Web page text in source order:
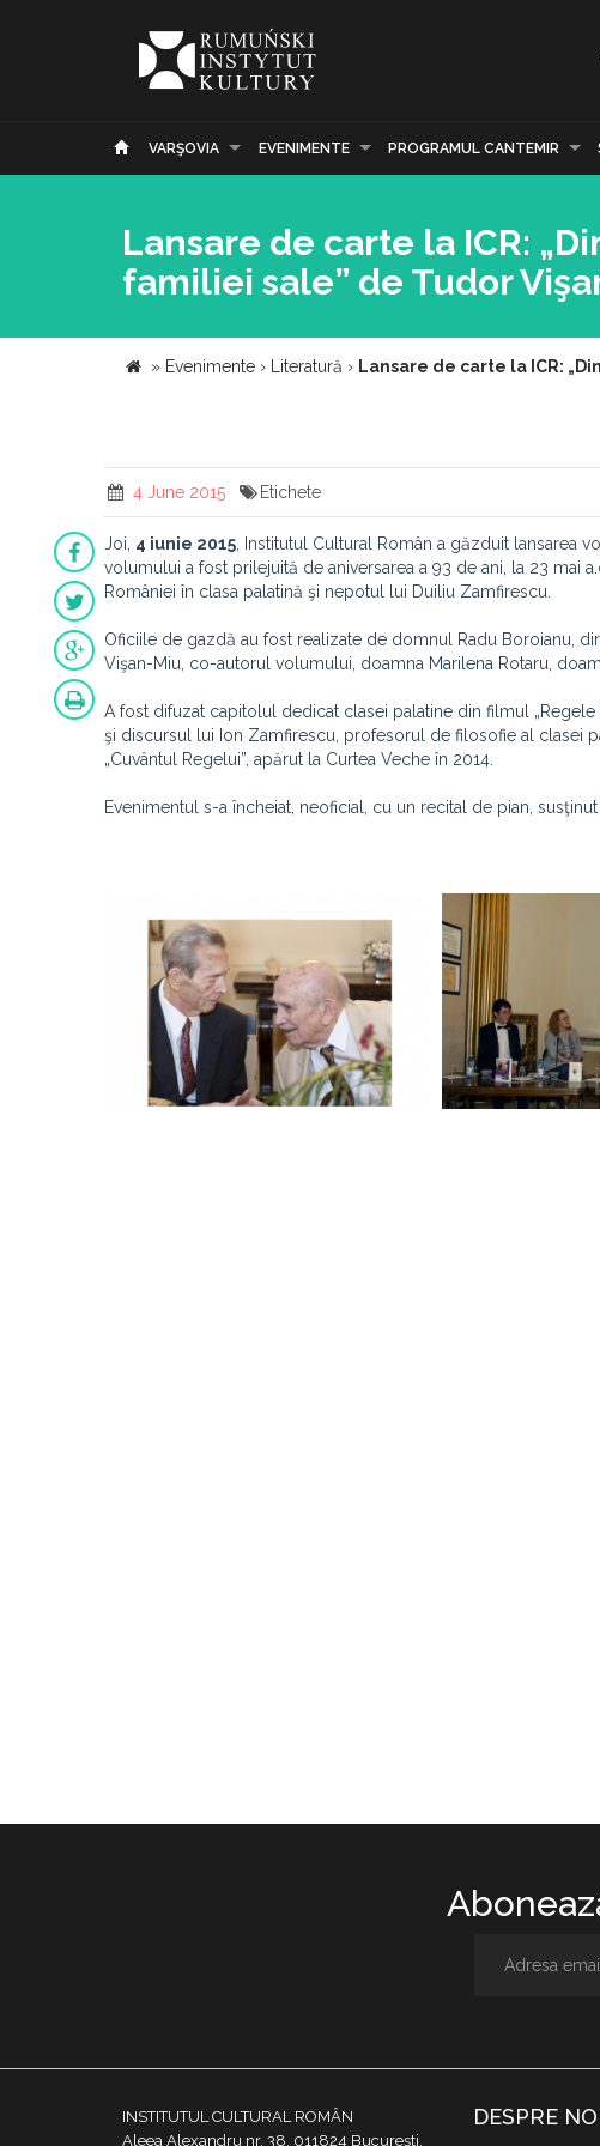
VARŞOVIA EVENIMENTE PROGRAMUL CANTEMIR
Lansare de carte la ICR:
familiei sale” de Tudor
» Evenimente › Literatură › Lansare de carte la ICR:
4 June 2015 Etichete
Joi, 4 iunie 2015 , Institutul Cultural Român a găzduit lansarea
volumului a fost prilejuită de aniversarea a 93 de ani, la 23 mai
României în clasa palatină şi nepotul lui Duiliu Zamfirescu.
Oficiile de gazdă au fost realizate de domnul Radu Boroianu,
Vişan-Miu, co-autorul volumului, doamna Marilena Rotaru,
A fost difuzat capitolul dedicat clasei palatine din filmul
şi discursul lui Ion Zamfirescu, profesorul de filosofie al clasei
„Cuvântul Regelui”, apărut la Curtea Veche în 2014.
Evenimentul s-a încheiat, neoficial, cu un recital de pian,
INSTITUTUL CULTURAL ROMÂN
Aleea Alexandru nr. 38, 011824 București,
DESPRE